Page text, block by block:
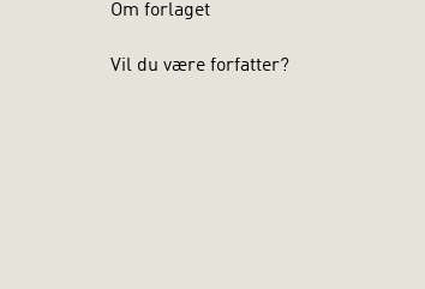
Om forlaget
Vil du være forfatter?